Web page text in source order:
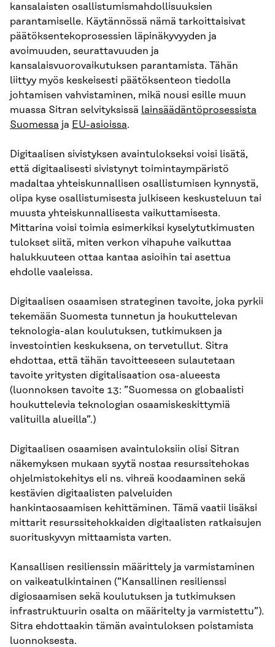
kansalaisten osallistumismahdollisuuksien
parantamiselle. Käytännössä nämä tarkoittaisivat
päätöksentekoprosessien läpinäkyvyyden ja
avoimuuden, seurattavuuden ja
kansalaisvuorovaikutuksen parantamista. Tähän
liittyy myös keskeisesti päätöksenteon tiedolla
johtamisen vahvistaminen, mikä nousi esille muun
muassa Sitran selvityksissä lainsäädäntöprosessista
Suomessa ja EU-asioissa.
Digitaalisen sivistyksen avaintulokseksi voisi lisätä,
että digitaalisesti sivistynyt toimintaympäristö
madaltaa yhteiskunnallisen osallistumisen kynnystä,
olipa kyse osallistumisesta julkiseen keskusteluun tai
muusta yhteiskunnallisesta vaikuttamisesta.
Mittarina voisi toimia esimerkiksi kyselytutkimusten
tulokset siitä, miten verkon vihapuhe vaikuttaa
halukkuuteen ottaa kantaa asioihin tai asettua
ehdolle vaaleissa.
Digitaalisen osaamisen strateginen tavoite, joka pyrkii
tekemään Suomesta tunnetun ja houkuttelevan
teknologia-alan koulutuksen, tutkimuksen ja
investointien keskuksena, on tervetullut. Sitra
ehdottaa, että tähän tavoitteeseen sulautetaan
tavoite yritysten digitalisaation osa-alueesta
(luonnoksen tavoite 13: ”Suomessa on globaalisti
houkuttelevia teknologian osaamiskeskittymiä
valituilla alueilla”.)
Digitaalisen osaamisen avaintuloksiin olisi Sitran
näkemyksen mukaan syytä nostaa resurssitehokas
ohjelmistokehitys eli ns. vihreä koodaaminen sekä
kestävien digitaalisten palveluiden
hankintaosaamisen kehittäminen. Tämä vaatii lisäksi
mittarit resurssitehokkaiden digitaalisten ratkaisujen
suorituskyvyn mittaamista varten.
Kansallisen resilienssin määrittely ja varmistaminen
on vaikeatulkintainen (”Kansallinen resilienssi
digiosaamisen sekä koulutuksen ja tutkimuksen
infrastruktuurin osalta on määritelty ja varmistettu”).
Sitra ehdottaakin tämän avaintuloksen poistamista
luonnoksesta.